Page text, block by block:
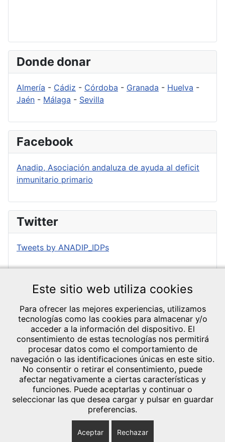
Donde donar
Almería - Cádiz - Córdoba - Granada - Huelva -
Jaén - Málaga - Sevilla
Facebook
Anadip, Asociación andaluza de ayuda al deficit
inmunitario primario
Twitter
Tweets by ANADIP_IDPs
General Lázaro
Cárdenas, 1 Bl.13
14013 - Córdoba
CRÉDITOS Y
TEXTOS LEGALES
Aviso legal
Política de
Privacidad
Política de cookies
(UE)
Este sitio web utiliza cookies
Para ofrecer las mejores experiencias, utilizamos
tecnologías como las cookies para almacenar y/o
acceder a la información del dispositivo. El
consentimiento de estas tecnologías nos permitirá
procesar datos como el comportamiento de
navegación o las identificaciones únicas en este sitio.
No consentir o retirar el consentimiento, puede
afectar negativamente a ciertas características y
funciones. Puede aceptarlas y continuar o
seleccionar las que desea cargar y pulsar en guardar
preferencias.
Aceptar Rechazar